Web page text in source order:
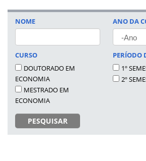
NOME
CURSO
DOUTORADO EM
ECONOMIA
MESTRADO EM
ECONOMIA
PESQUISAR
ANO DA
ANO
PERÍODO
1º
2º